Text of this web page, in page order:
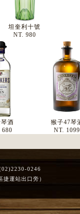
坦奎利十號
NT. 980
酒
680
猴子47琴
NT. 1099
0246
運站出口旁）